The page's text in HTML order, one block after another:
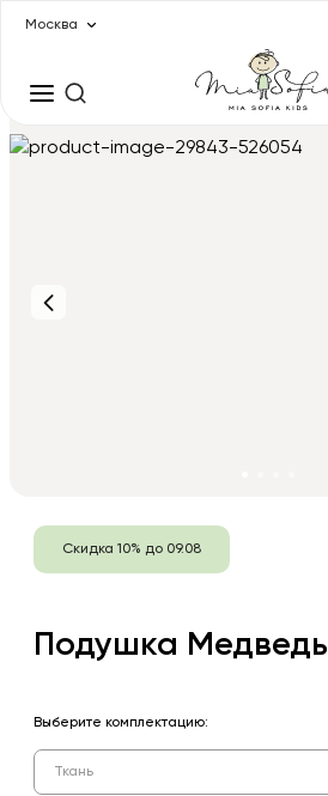
Москва
Скидка 10% до 09.08
Подушка Медведь
Выберите комплектацию:
Ткань